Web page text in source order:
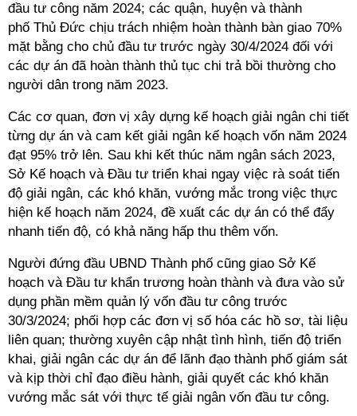
đầu tư công năm 2024; các quận, huyện và thành
phố Thủ Đức chịu trách nhiệm hoàn thành bàn giao 70%
mặt bằng cho chủ đầu tư trước ngày 30/4/2024 đối với
các dự án đã hoàn thành thủ tục chi trả bồi thường cho
người dân trong năm 2023.
Các cơ quan, đơn vị xây dựng kế hoạch giải ngân chi tiết
từng dự án và cam kết giải ngân kế hoạch vốn năm 2024
đạt 95% trở lên. Sau khi kết thúc năm ngân sách 2023,
Sở Kế hoạch và Đầu tư triển khai ngay việc rà soát tiến
độ giải ngân, các khó khăn, vướng mắc trong việc thực
hiện kế hoạch năm 2024, đề xuất các dự án có thể đẩy
nhanh tiến độ, có khả năng hấp thu thêm vốn.
Người đứng đầu UBND Thành phố cũng giao Sở Kế
hoạch và Đầu tư khẩn trương hoàn thành và đưa vào sử
dụng phần mềm quản lý vốn đầu tư công trước
30/3/2024; phối hợp các đơn vị số hóa các hồ sơ, tài liệu
liên quan; thường xuyên cập nhật tình hình, tiến độ triển
khai, giải ngân các dự án để lãnh đạo thành phố giám sát
và kịp thời chỉ đạo điều hành, giải quyết các khó khăn
vướng mắc sát với thực tế giải ngân vốn đầu tư công.